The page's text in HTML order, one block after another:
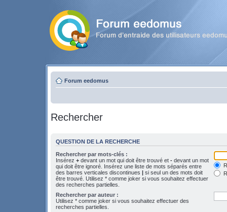
Forum eedomus
Rechercher
QUESTION DE LA RECHERCHE
Rechercher par mots-clés :
Insérez + devant un mot qui doit être trouvé et - devant un mot
qui doit être ignoré. Insérez une liste de mots séparés entre
des barres verticales discontinues | si seul un des mots doit
être trouvé. Utilisez * comme joker si vous souhaitez effectuer
des recherches partielles.
Rechercher par auteur :
Utilisez * comme joker si vous souhaitez effectuer des
recherches partielles.